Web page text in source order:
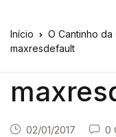
Início O Cantinho da
maxresdefault
02/01/2017 0